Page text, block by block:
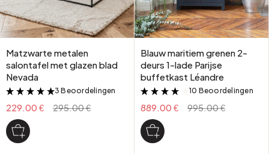
Matzwarte metalen
salontafel met glazen blad
Nevada
&
3 Beoordelingen
229.00 € 295.00 €
Blauw maritiem grenen 2-
deurs 1-lade Parijse
buffetkast Léandre
&
10 Beoordelingen
889.00 € 995.00 €